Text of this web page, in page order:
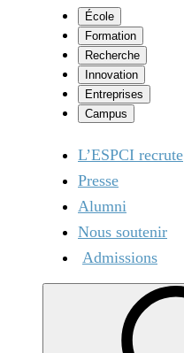
École
Formation
Recherche
Innovation
Entreprises
Campus
L’ESPCI recrute
Presse
Alumni
Nous soutenir
Admissions